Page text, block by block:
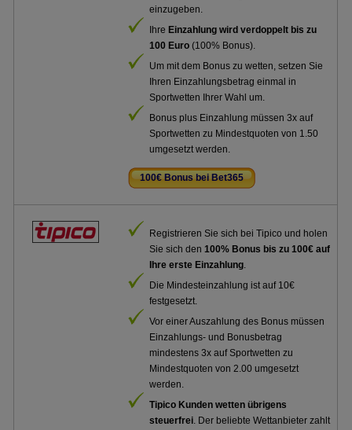
einzugeben.
Ihre Einzahlung wird verdoppelt bis zu
100 Euro (100% Bonus).
Um mit dem Bonus zu wetten, setzen Sie
Ihren Einzahlungsbetrag einmal in
Sportwetten Ihrer Wahl um.
Bonus plus Einzahlung müssen 3x auf
Sportwetten zu Mindestquoten von 1.50
umgesetzt werden.
100€ Bonus bei Bet365
Registrieren Sie sich bei Tipico und holen
Sie sich den100% Bonus bis zu 100€ auf
Ihre erste Einzahlung.
Die Mindesteinzahlung ist auf 10€
festgesetzt.
Vor einer Auszahlung des Bonus müssen
Einzahlungs- und Bonusbetrag
mindestens 3x auf Sportwetten zu
Mindestquoten von 2.00 umgesetzt
werden.
Tipico Kunden wetten übrigens
steuerfrei. Der beliebte Wettanbieter zahlt